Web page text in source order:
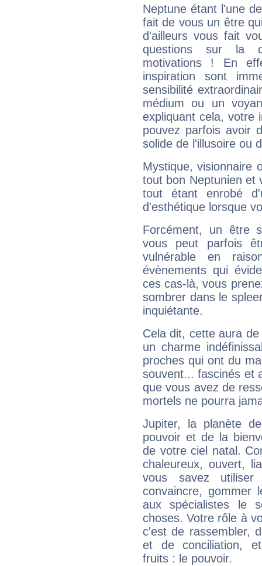
Neptune étant l'une
fait de vous un être
d'ailleurs vous fait
questions sur la
motivations ! En
inspiration sont
sensibilité
médium ou un
expliquant cela, votre
pouvez parfois avoir
solide de l'illusoire ou
Mystique, visionnaire
tout bon Neptunien et
tout étant enrobé
d'esthétique lorsque
Forcément, un être
vous peut parfois
vulnérable en
évènements qui
ces cas-là, vous
sombrer dans le
inquiétante.
Cela dit, cette aura
un charme
proches qui ont du
souvent... fascinés et
que vous avez de
mortels ne pourra
Jupiter, la planète
pouvoir et de la
de votre ciel natal.
chaleureux, ouvert,
vous savez
convaincre, gommer
aux spécialistes le
choses. Votre rôle à
c'est de rassembler,
et de conciliation,
fruits : le pouvoir.